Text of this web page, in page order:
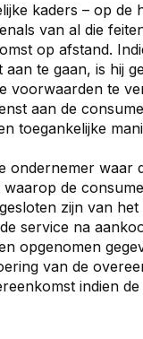
kaders – op
van al die
op afstand.
te gaan, is hij
voorwaarden te
aan de
toegankelijke
ondernemer
de
zijn van
service na
opgenomen
van de
indien